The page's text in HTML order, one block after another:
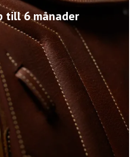
till 6 månader